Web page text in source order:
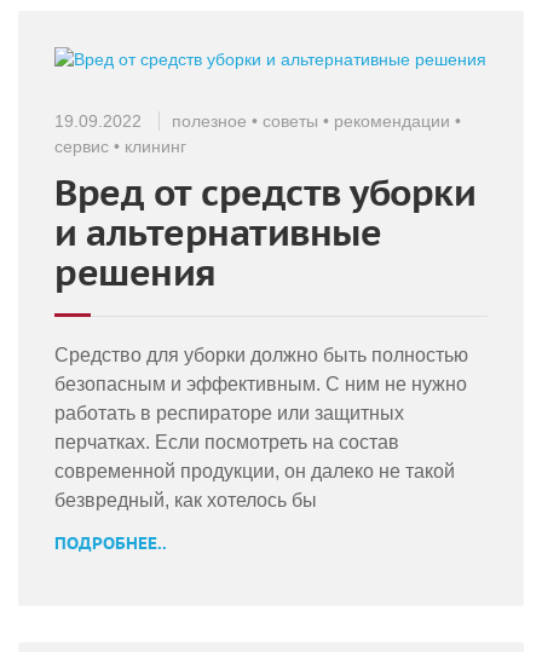
19.09.2022 полезное • советы • рекомендации •
сервис • клининг
Вред от средств уборки
и альтернативные
решения
Средство для уборки должно быть полностью
безопасным и эффективным. С ним не нужно
работать в респираторе или защитных
перчатках. Если посмотреть на состав
современной продукции, он далеко не такой
безвредный, как хотелось бы
ПОДРОБНЕЕ..